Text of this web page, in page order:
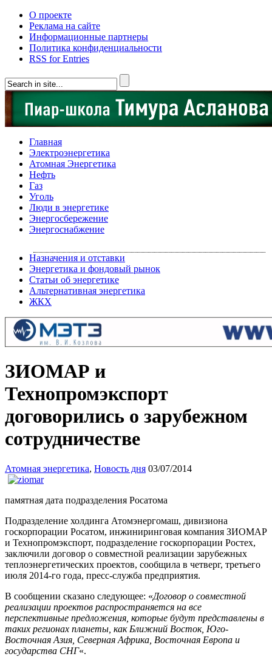
О проекте
Реклама на сайте
Информационные партнеры
Политика конфиденциальности
RSS for Entries
Главная
Электроэнергетика
Атомная Энергетика
Нефть
Газ
Уголь
Люди в энергетике
Энергосбережение
Энергоснабжение
Назначения и отставки
Энергетика и фондовый рынок
Статьи об энергетике
Альтернативная энергетика
ЖКХ
ЗИОМАР и
Технопромэкспорт
договорились о зарубежном
сотрудничестве
Атомная энергетика, Новость дня 03/07/2014
памятная дата подразделения Росатома
Подразделение холдинга Атомэнергомаш, дивизиона
госкорпорации Росатом, инжиниринговая компания ЗИОМАР
и Технопромэкспорт, подразделение госкорпорации Ростех,
заключили договор о совместной реализации зарубежных
теплоэнергетических проектов, сообщила в четверг, третьего
июля 2014-го года, пресс-служба предприятия.
В сообщении сказано следующее: «Договор о совместной
реализации проектов распространяется на все
перспективные предложения, которые будут представлены в
таких регионах планеты, как Ближний Восток, Юго-
Восточная Азия, Северная Африка, Восточная Европа и
государства СНГ«.